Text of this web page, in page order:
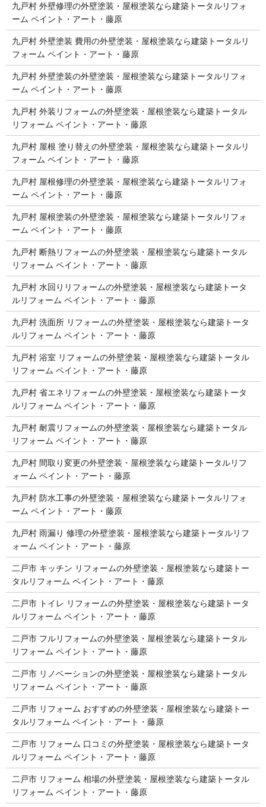
九戸村 外壁修理の外壁塗装・屋根塗装なら建築トータルリフォ
ーム ペイント・アート・藤原
九戸村 外壁塗装 費用の外壁塗装・屋根塗装なら建築トータルリ
フォーム ペイント・アート・藤原
九戸村 外壁塗装の外壁塗装・屋根塗装なら建築トータルリフォ
ーム ペイント・アート・藤原
九戸村 外装リフォームの外壁塗装・屋根塗装なら建築トータル
リフォーム ペイント・アート・藤原
九戸村 屋根 塗り替えの外壁塗装・屋根塗装なら建築トータルリ
フォーム ペイント・アート・藤原
九戸村 屋根修理の外壁塗装・屋根塗装なら建築トータルリフォ
ーム ペイント・アート・藤原
九戸村 屋根塗装の外壁塗装・屋根塗装なら建築トータルリフォ
ーム ペイント・アート・藤原
九戸村 断熱リフォームの外壁塗装・屋根塗装なら建築トータル
リフォーム ペイント・アート・藤原
九戸村 水回りリフォームの外壁塗装・屋根塗装なら建築トータ
ルリフォーム ペイント・アート・藤原
九戸村 洗面所 リフォームの外壁塗装・屋根塗装なら建築トータ
ルリフォーム ペイント・アート・藤原
九戸村 浴室 リフォームの外壁塗装・屋根塗装なら建築トータル
リフォーム ペイント・アート・藤原
九戸村 省エネリフォームの外壁塗装・屋根塗装なら建築トータ
ルリフォーム ペイント・アート・藤原
九戸村 耐震リフォームの外壁塗装・屋根塗装なら建築トータル
リフォーム ペイント・アート・藤原
九戸村 間取り変更の外壁塗装・屋根塗装なら建築トータルリフ
ォーム ペイント・アート・藤原
九戸村 防水工事の外壁塗装・屋根塗装なら建築トータルリフォ
ーム ペイント・アート・藤原
九戸村 雨漏り 修理の外壁塗装・屋根塗装なら建築トータルリフ
ォーム ペイント・アート・藤原
二戸市 キッチン リフォームの外壁塗装・屋根塗装なら建築トー
タルリフォーム ペイント・アート・藤原
二戸市 トイレ リフォームの外壁塗装・屋根塗装なら建築トータ
ルリフォーム ペイント・アート・藤原
二戸市 フルリフォームの外壁塗装・屋根塗装なら建築トータル
リフォーム ペイント・アート・藤原
二戸市 リノベーションの外壁塗装・屋根塗装なら建築トータル
リフォーム ペイント・アート・藤原
二戸市 リフォーム おすすめの外壁塗装・屋根塗装なら建築トー
タルリフォーム ペイント・アート・藤原
二戸市 リフォーム 口コミの外壁塗装・屋根塗装なら建築トータ
ルリフォーム ペイント・アート・藤原
二戸市 リフォーム 相場の外壁塗装・屋根塗装なら建築トータル
リフォーム ペイント・アート・藤原